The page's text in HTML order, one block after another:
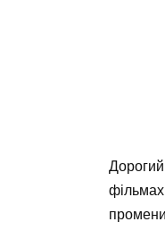
Дорогий
фільмах